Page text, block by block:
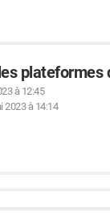
plateformes
à 12:45
2023 à 14:14